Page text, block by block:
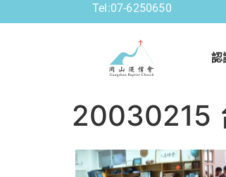
Tel:07-6250650
認
20030215